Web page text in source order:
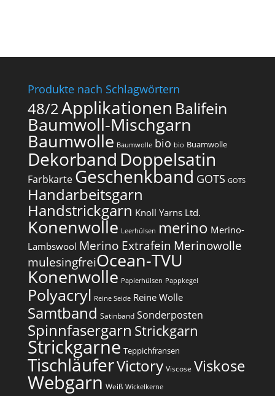
Produkte nach Schlagwörtern
48/2Applikationen Balifein
Baumwoll-Mischgarn
Baumwolle Baumwolle bio bio Buamwolle
Dekorband Doppelsatin
Farbkarte Geschenkband GOTS GOTS
Handarbeitsgarn
Handstrickgarn Knoll Yarns Ltd.
Konenwolle Leerhülsen merino Merino-
Lambswool Merino Extrafein Merinowolle
mulesingfrei​Ocean-TVU
Konenwolle Papierhülsen Pappkegel
Polyacryl Reine Seide Reine Wolle
Samtband Satinband Sonderposten
Spinnfasergarn Strickgarn
Strickgarne Teppichfransen
TischläuferVictory Viscose Viskose
Webgarn Weiß Wickelkerne